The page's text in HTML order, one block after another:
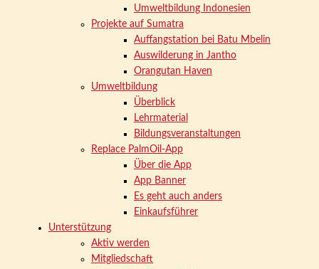
Umweltbildung Indonesien
Projekte auf Sumatra
Auffangstation bei Batu Mbelin
Auswilderung in Jantho
Orangutan Haven
Umweltbildung
Überblick
Lehrmaterial
Bildungsveranstaltungen
Replace PalmOil-App
Über die App
App Banner
Es geht auch anders
Einkaufsführer
Unterstützung
Aktiv werden
Mitgliedschaft